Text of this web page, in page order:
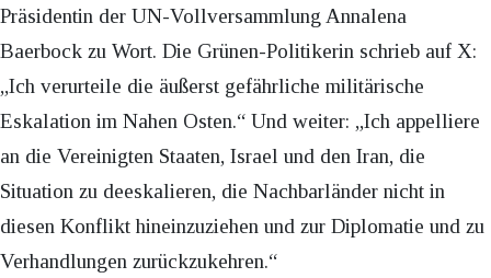
Präsidentin der UN-Vollversammlung Annalena
Baerbock zu Wort. Die Grünen-Politikerin schrieb auf X:
„Ich verurteile die äußerst gefährliche militärische
Eskalation im Nahen Osten.“ Und weiter: „Ich appelliere
an die Vereinigten Staaten, Israel und den Iran, die
Situation zu deeskalieren, die Nachbarländer nicht in
diesen Konflikt hineinzuziehen und zur Diplomatie und zu
Verhandlungen zurückzukehren.“